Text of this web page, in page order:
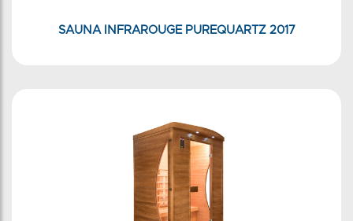
SAUNA INFRAROUGE PUREQUARTZ 2017